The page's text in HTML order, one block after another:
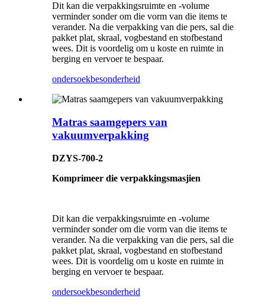
Dit kan die verpakkingsruimte en -volume
verminder sonder om die vorm van die items te
verander. Na die verpakking van die pers, sal die
pakket plat, skraal, vogbestand en stofbestand
wees. Dit is voordelig om u koste en ruimte in
berging en vervoer te bespaar.
ondersoekbesonderheid
Matras saamgepers van
vakuumverpakking
DZYS-700-2
Komprimeer die verpakkingsmasjien
Dit kan die verpakkingsruimte en -volume
verminder sonder om die vorm van die items te
verander. Na die verpakking van die pers, sal die
pakket plat, skraal, vogbestand en stofbestand
wees. Dit is voordelig om u koste en ruimte in
berging en vervoer te bespaar.
ondersoekbesonderheid